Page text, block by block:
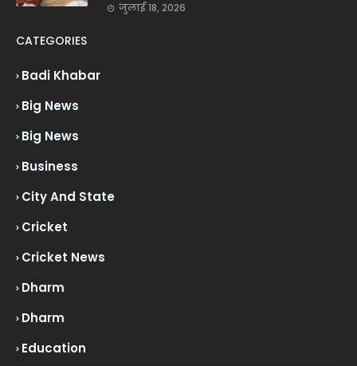
जुलाई 18, 2026
CATEGORIES
Badi Khabar
Big News
Big News
Business
City And State
Cricket
Cricket News
Dharm
Dharm
Education